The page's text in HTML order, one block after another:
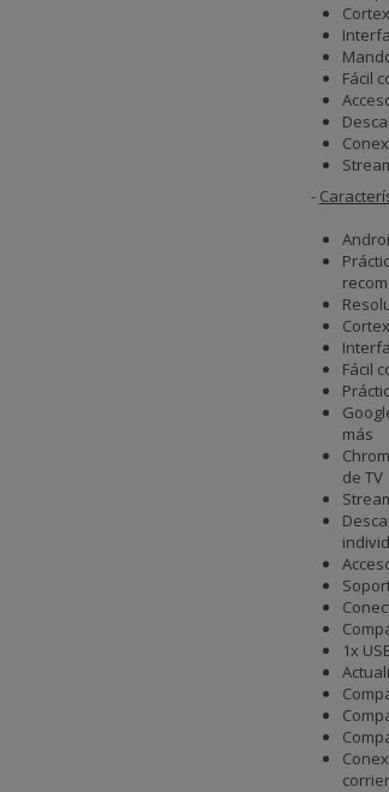
Fácil
-
Fácil
más
de TV
1x